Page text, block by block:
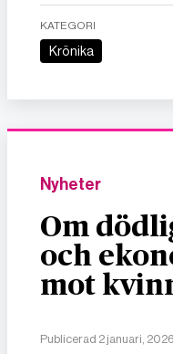
KATEGORI
Krönika
Nyheter
Om
och
mot
Publicerad 2 januari, 2026